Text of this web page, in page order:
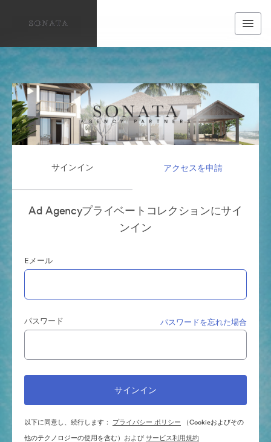
サインイン アクセスを申請
Ad Agencyプライベートコレクションにサイ
ンイン
Eメール
パスワード パスワードを忘れた場合
以下に同意し、続行します： プライバシー ポリシー （Cookieおよびその
他のテクノロジーの使用を含む）およびサービス利用規約